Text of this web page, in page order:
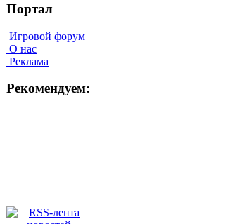
Портал
Игровой форум
О нас
Реклама
Рекомендуем: